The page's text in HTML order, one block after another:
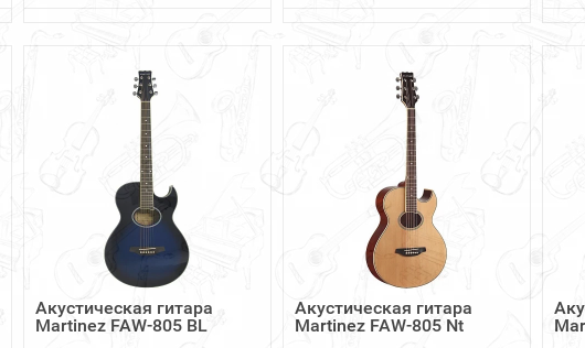
Акустическая гитара
Martinez FAW-805 BL
Акустическая гитара
Martinez FAW-805 Nt